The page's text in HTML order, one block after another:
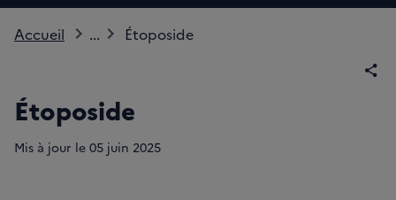
Accueil ... Étoposide
Étoposide
Mis à jour le 05 juin 2025